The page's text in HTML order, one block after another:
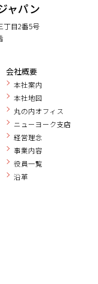
ャパン
丁目2番5号
会社概要
本社案内
本社地図
丸の内オフィス
ニューヨーク支店
経営理念
事業内容
役員一覧
沿革